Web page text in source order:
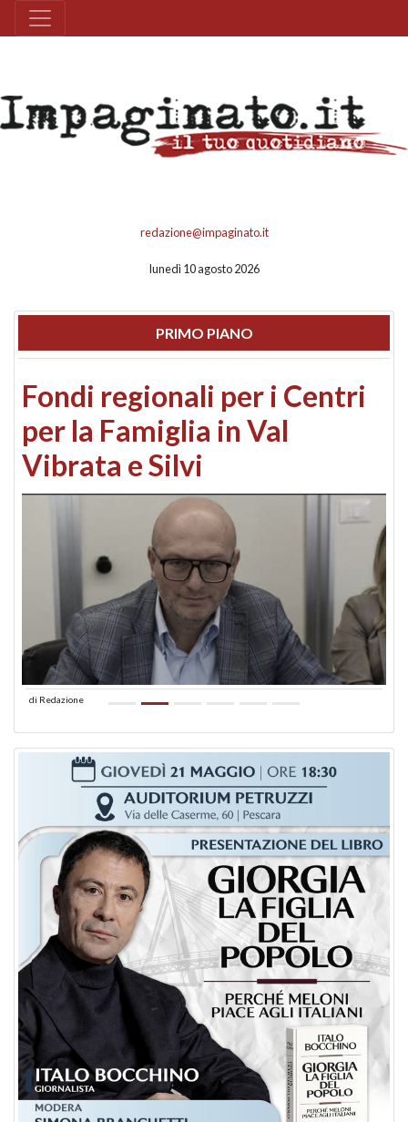
redazione@impaginato.it
lunedì 10 agosto 2026
PRIMO PIANO
Fondi regionali per i Centri
per la Famiglia in Val
Vibrata e Silvi
di Redazione